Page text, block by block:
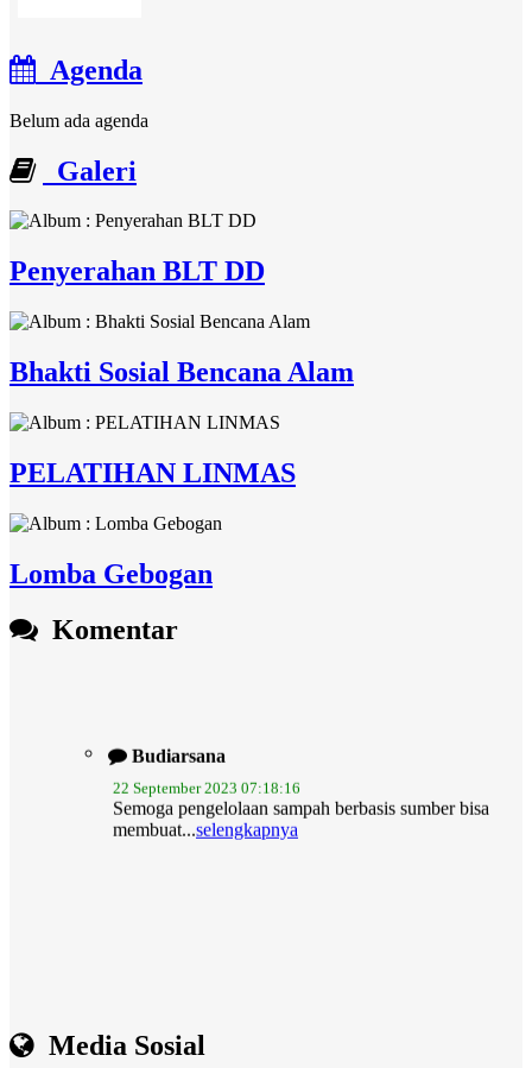
Agenda
Belum ada agenda
Galeri
Penyerahan BLT DD
Bhakti Sosial Bencana Alam
PELATIHAN LINMAS
Lomba Gebogan
Komentar
22 September 2023 07:18:16
Semoga pengelolaan sampah berbasis sumber bisa
membuat...selengkapnya
Media Sosial